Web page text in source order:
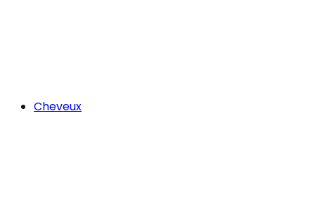
Cheveux